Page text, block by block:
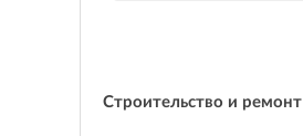
Строительство и ремонт